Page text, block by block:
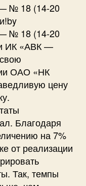
№ 18 (14-20
№ 18 (14-20
ИК «АВК —
ОАО «НК
цену
Благодаря
на 7%
от реализации
Так, темпы